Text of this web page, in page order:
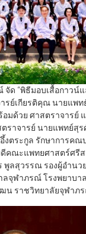
ด “พิธีมอบเสื้อกาว
รย์เกียรติคุณ นายแพ
มด้วย ศาสตราจาร
ราจารย์ นายแพทย์สุ
งตระกูล รักษาการค
คณะแพทยศาสตร์ศ
ลสุวรรณ รองผู้อำน
จุฬาภรณ์ โรงพยาบ
ราชวิทยาลัยจุฬาภ